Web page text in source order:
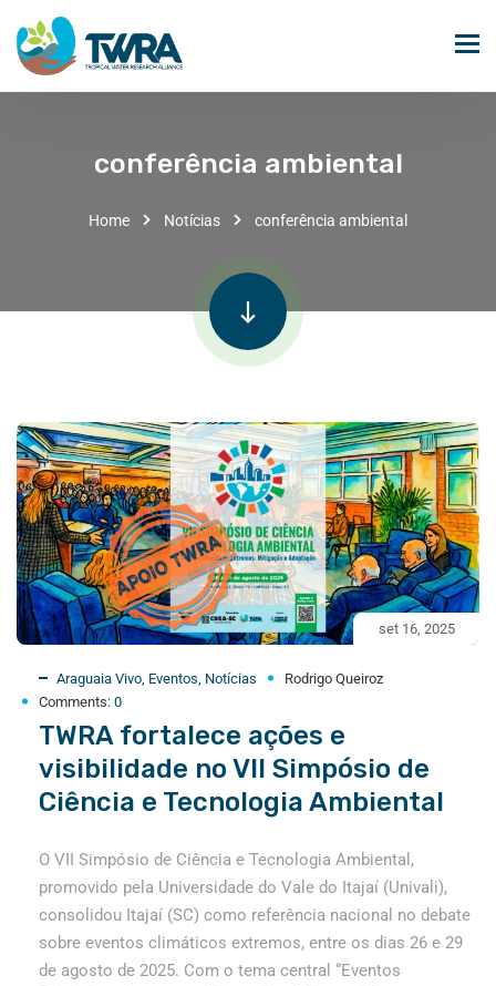
conferência ambiental
Home Notícias conferência ambiental
set 16, 2025
Araguaia Vivo Eventos Notícias
Rodrigo Queiroz
Comments: 0
TWRA fortalece ações e
visibilidade no VII Simpósio de
Ciência e Tecnologia Ambiental
O VII Simpósio de Ciência e Tecnologia Ambiental,
promovido pela Universidade do Vale do Itajaí (Univali),
consolidou Itajaí (SC) como referência nacional no debate
sobre eventos climáticos extremos, entre os dias 26 e 29
de agosto de 2025. Com o tema central “Eventos